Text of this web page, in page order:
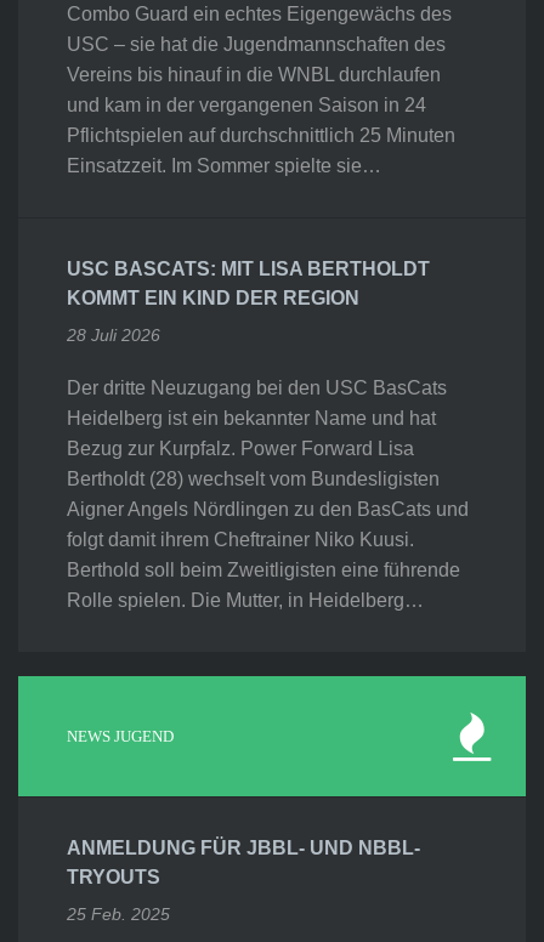
Combo Guard ein echtes Eigengewächs des
USC – sie hat die Jugendmannschaften des
Vereins bis hinauf in die WNBL durchlaufen
und kam in der vergangenen Saison in 24
Pflichtspielen auf durchschnittlich 25 Minuten
Einsatzzeit. Im Sommer spielte sie…
USC BASCATS: MIT LISA BERTHOLDT
KOMMT EIN KIND DER REGION
28 Juli 2026
Der dritte Neuzugang bei den USC BasCats
Heidelberg ist ein bekannter Name und hat
Bezug zur Kurpfalz. Power Forward Lisa
Bertholdt (28) wechselt vom Bundesligisten
Aigner Angels Nördlingen zu den BasCats und
folgt damit ihrem Cheftrainer Niko Kuusi.
Berthold soll beim Zweitligisten eine führende
Rolle spielen. Die Mutter, in Heidelberg…
NEWS JUGEND
ANMELDUNG FÜR JBBL- UND NBBL-
TRYOUTS
25 Feb. 2025